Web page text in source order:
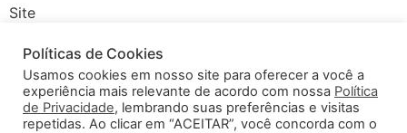
Site
Salvar meus dados neste navegador para a próxima vez
que eu comentar.
Políticas de Cookies
Usamos cookies em nosso site para oferecer a você a
experiência mais relevante de acordo com nossa Política
de Privacidade, lembrando suas preferências e visitas
repetidas. Ao clicar em “ACEITAR”, você concorda com o